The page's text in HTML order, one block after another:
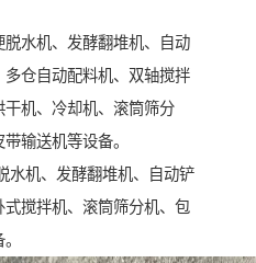
水机、发酵翻堆机、自动
仓自动配料机、双轴搅拌
机、冷却机、滚筒筛分
带输送机等设备。
水机、发酵翻堆机、自动铲
搅拌机、滚筒筛分机、包